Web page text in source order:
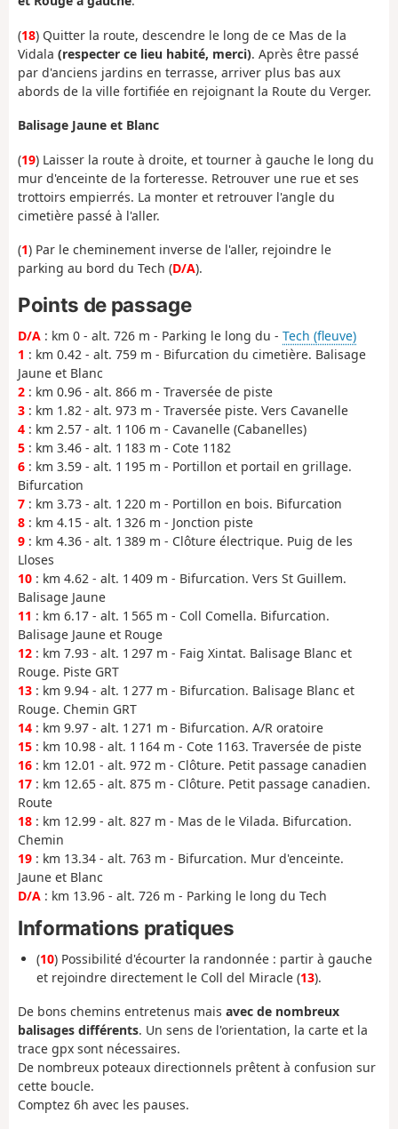
(18) Quitter la route, descendre le long de ce Mas de la
Vidala (respecter ce lieu habité, merci). Après être passé
par d'anciens jardins en terrasse, arriver plus bas aux
abords de la ville fortifiée en rejoignant la Route du Verger.
Balisage Jaune et Blanc
(19) Laisser la route à droite, et tourner à gauche le long du
mur d'enceinte de la forteresse. Retrouver une rue et ses
trottoirs empierrés. La monter et retrouver l'angle du
cimetière passé à l'aller.
(1) Par le cheminement inverse de l'aller, rejoindre le
parking au bord du Tech (D/A).
Points de passage
D/A : km 0 - alt. 726 m - Parking le long du - Tech (fleuve)
1 : km 0.42 - alt. 759 m - Bifurcation du cimetière. Balisage
Jaune et Blanc
2 : km 0.96 - alt. 866 m - Traversée de piste
3 : km 1.82 - alt. 973 m - Traversée piste. Vers Cavanelle
4 : km 2.57 - alt. 1 106 m - Cavanelle (Cabanelles)
5 : km 3.46 - alt. 1 183 m - Cote 1182
6 : km 3.59 - alt. 1 195 m - Portillon et portail en grillage.
Bifurcation
7 : km 3.73 - alt. 1 220 m - Portillon en bois. Bifurcation
8 : km 4.15 - alt. 1 326 m - Jonction piste
9 : km 4.36 - alt. 1 389 m - Clôture électrique. Puig de les
Lloses
10 : km 4.62 - alt. 1 409 m - Bifurcation. Vers St Guillem.
Balisage Jaune
11 : km 6.17 - alt. 1 565 m - Coll Comella. Bifurcation.
Balisage Jaune et Rouge
12 : km 7.93 - alt. 1 297 m - Faig Xintat. Balisage Blanc et
Rouge. Piste GRT
13 : km 9.94 - alt. 1 277 m - Bifurcation. Balisage Blanc et
Rouge. Chemin GRT
14 : km 9.97 - alt. 1 271 m - Bifurcation. A/R oratoire
15 : km 10.98 - alt. 1 164 m - Cote 1163. Traversée de piste
16 : km 12.01 - alt. 972 m - Clôture. Petit passage canadien
17 : km 12.65 - alt. 875 m - Clôture. Petit passage canadien.
Route
18 : km 12.99 - alt. 827 m - Mas de le Vilada. Bifurcation.
Chemin
19 : km 13.34 - alt. 763 m - Bifurcation. Mur d'enceinte.
Jaune et Blanc
D/A : km 13.96 - alt. 726 m - Parking le long du Tech
Informations pratiques
(10) Possibilité d'écourter la randonnée : partir à gauche
et rejoindre directement le Coll del Miracle (13).
De bons chemins entretenus mais avec de nombreux
balisages différents. Un sens de l'orientation, la carte et la
trace gpx sont nécessaires.
De nombreux poteaux directionnels prêtent à confusion sur
cette boucle.
Comptez 6h avec les pauses.